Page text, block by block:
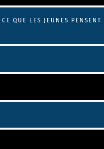
QUE LES JEUNES PENSENT